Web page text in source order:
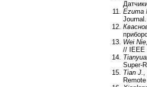
Ezuma
Wei
// IEEE
Super-
Tian J.,